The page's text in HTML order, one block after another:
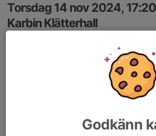
Torsdag 14 nov 2024,
Karbin Klätterhall
Godkänn